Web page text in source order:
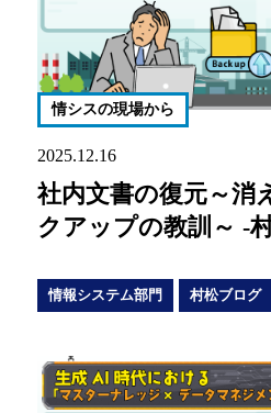
情シスの現場から
2025.12.16
社内文書の復元～消
クアップの教訓～ -
情報システム部門 村松ブログ